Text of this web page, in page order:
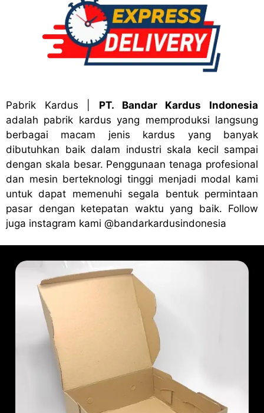
Pabrik Kardus
PT. Bandar Kardus Indonesia
adalah pabrik kardus yang memproduksi langsung
berbagai macam jenis kardus yang banyak
dibutuhkan baik dalam industri skala kecil sampai
dengan skala besar. Penggunaan tenaga profesional
dan mesin berteknologi tinggi menjadi modal kami
untuk dapat memenuhi segala bentuk permintaan
pasar dengan ketepatan waktu yang baik. Follow
juga instagram kami @bandarkardusindonesia